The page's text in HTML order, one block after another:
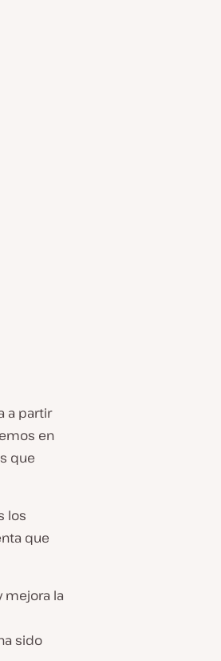
a partir
en
que
los
que
mejora la
sido